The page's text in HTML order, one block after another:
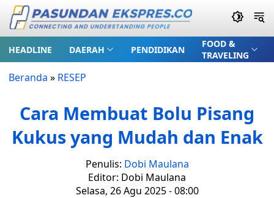
HEADLINE DAERAH PENDIDIKAN
FOOD &
TRAVELING
Beranda » RESEP
Cara Membuat Bolu Pisang
Kukus yang Mudah dan Enak
Penulis: Dobi Maulana
Editor: Dobi Maulana
Selasa, 26 Agu 2025 - 08:00